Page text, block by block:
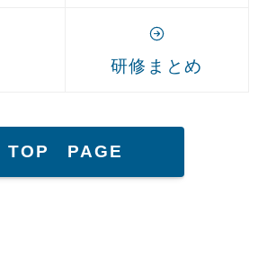
研修まとめ
TOP PAGE